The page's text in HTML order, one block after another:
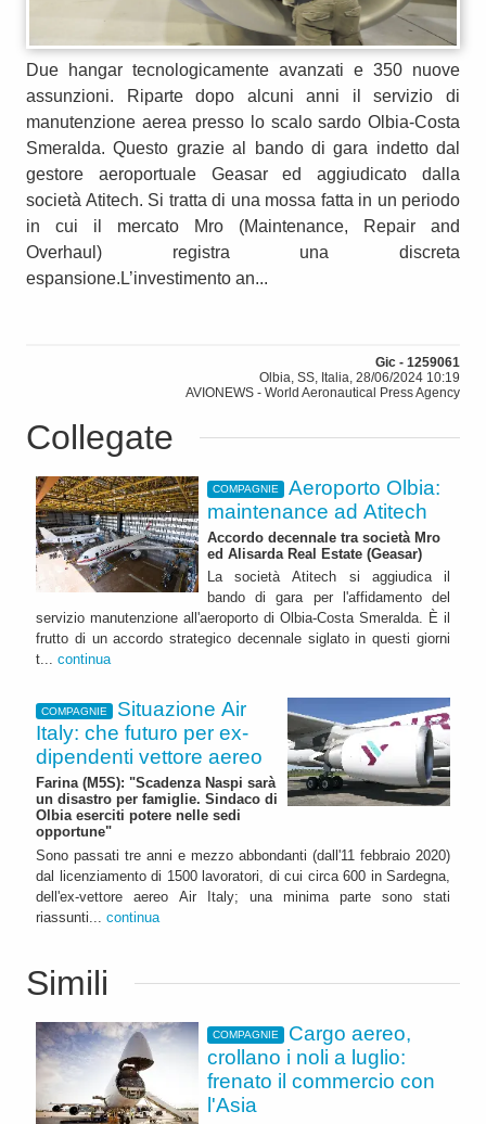
Due hangar tecnologicamente avanzati e 350 nuove
assunzioni. Riparte dopo alcuni anni il servizio di
manutenzione aerea presso lo scalo sardo Olbia-Costa
Smeralda. Questo grazie al bando di gara indetto dal
gestore aeroportuale Geasar ed aggiudicato dalla
società Atitech. Si tratta di una mossa fatta in un periodo
in cui il mercato Mro (Maintenance, Repair and
Overhaul) registra una discreta
espansione.L’investimento an...
Gic - 1259061
Olbia, SS, Italia, 28/06/2024 10:19
AVIONEWS - World Aeronautical Press Agency
Collegate
COMPAGNIE
Aeroporto Olbia:
maintenance ad Atitech
Accordo decennale tra società Mro
ed Alisarda Real Estate (Geasar)
La società Atitech si aggiudica il
bando di gara per l'affidamento del
servizio manutenzione all'aeroporto di Olbia-Costa Smeralda. È il
frutto di un accordo strategico decennale siglato in questi giorni
t... continua
COMPAGNIE
Situazione Air
Italy: che futuro per ex-
dipendenti vettore aereo
Farina (M5S): "Scadenza Naspi sarà
un disastro per famiglie. Sindaco di
Olbia eserciti potere nelle sedi
opportune"
Sono passati tre anni e mezzo abbondanti (dall'11 febbraio 2020)
dal licenziamento di 1500 lavoratori, di cui circa 600 in Sardegna,
dell'ex-vettore aereo Air Italy; una minima parte sono stati
riassunti... continua
Simili
COMPAGNIE
Cargo aereo,
crollano i noli a luglio:
frenato il commercio con
l'Asia